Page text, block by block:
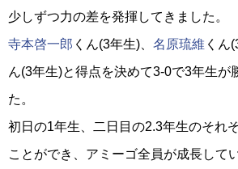
少しずつ力の差を発揮してきました。
寺本啓一郎 くん(3年生)、 名原琉維 くん
ん(3年生)と得点を決めて3-0で3年生が
た。
初日の1年生、二日目の2.3年生のそれ
ことができ、アミーゴ全員が成長して